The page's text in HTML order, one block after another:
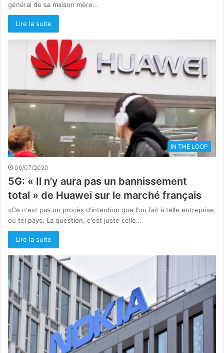
général de sa maison mère…
Lire la suite
IN THE LOOP
06/07/2020
5G: « Il n’y aura pas un bannissement
total » de Huawei sur le marché français
«Ce n'est pas un procès d'intention que l'on fait à telle entreprise
ou tel pays. La question, c'est juste celle…
Lire la suite